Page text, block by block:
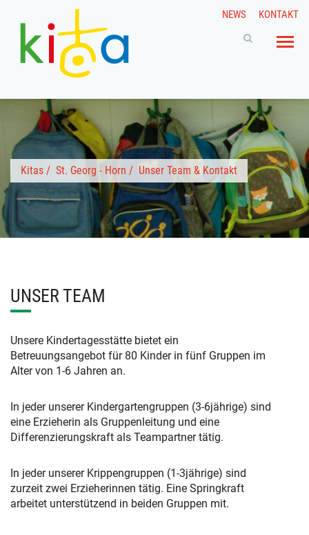
NEWS KONTAKT
Kitas / St. Georg - Horn / Unser Team & Kontakt
UNSER TEAM
Unsere Kindertagesstätte bietet ein
Betreuungsangebot für 80 Kinder in fünf Gruppen im
Alter von 1-6 Jahren an.
In jeder unserer Kindergartengruppen (3-6jährige) sind
eine Erzieherin als Gruppenleitung und eine
Differenzierungskraft als Teampartner tätig.
In jeder unserer Krippengruppen (1-3jährige) sind
zurzeit zwei Erzieherinnen tätig. Eine Springkraft
arbeitet unterstützend in beiden Gruppen mit.